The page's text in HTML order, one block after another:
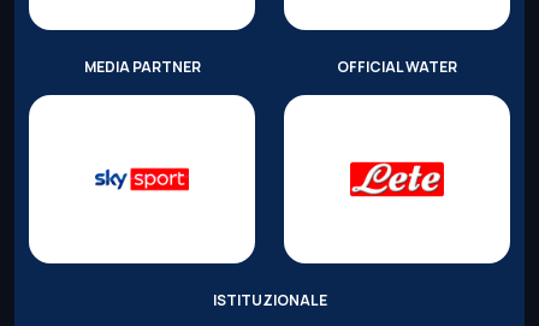
MEDIA PARTNER OFFICIAL WATER
ISTITUZIONALE